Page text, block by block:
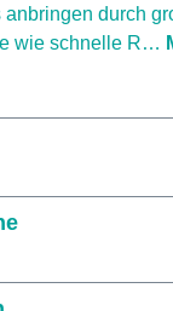
anbringen durch
wie schnelle R…